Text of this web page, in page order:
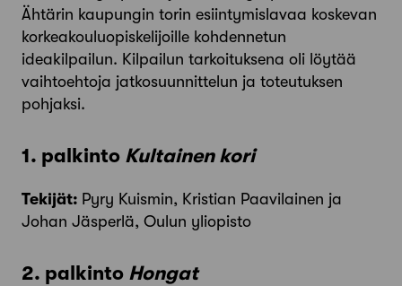
Ähtärin kaupungin torin esiintymislavaa koskevan
korkeakouluopiskelijoille kohdennetun
ideakilpailun. Kilpailun tarkoituksena oli löytää
vaihtoehtoja jatkosuunnittelun ja toteutuksen
pohjaksi.
1. palkinto Kultainen kori
Tekijät: Pyry Kuismin, Kristian Paavilainen ja
Johan Jäsperlä, Oulun yliopisto
2. palkinto Hongat